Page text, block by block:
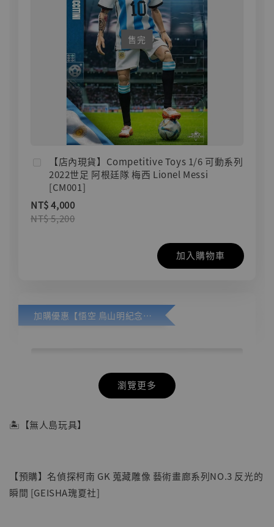
售完
【店內現貨】Competitive Toys 1/6 可動系列
2022世足 阿根廷隊 梅西 Lionel Messi
[CM001]
NT$ 4,000
NT$ 5,200
加入購物車
加購優惠【悟空 鳥山明紀念款 [奇蹟工作室]】
瀏覽更多
🏝【無人島玩具】
【預購】名偵探柯南 GK 蒐藏雕像 藝術畫廊系列NO.3 反光的
瞬間 [GEISHA瑰夏社]